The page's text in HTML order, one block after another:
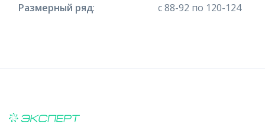
Размерный ряд: с 88-92 по 120-124